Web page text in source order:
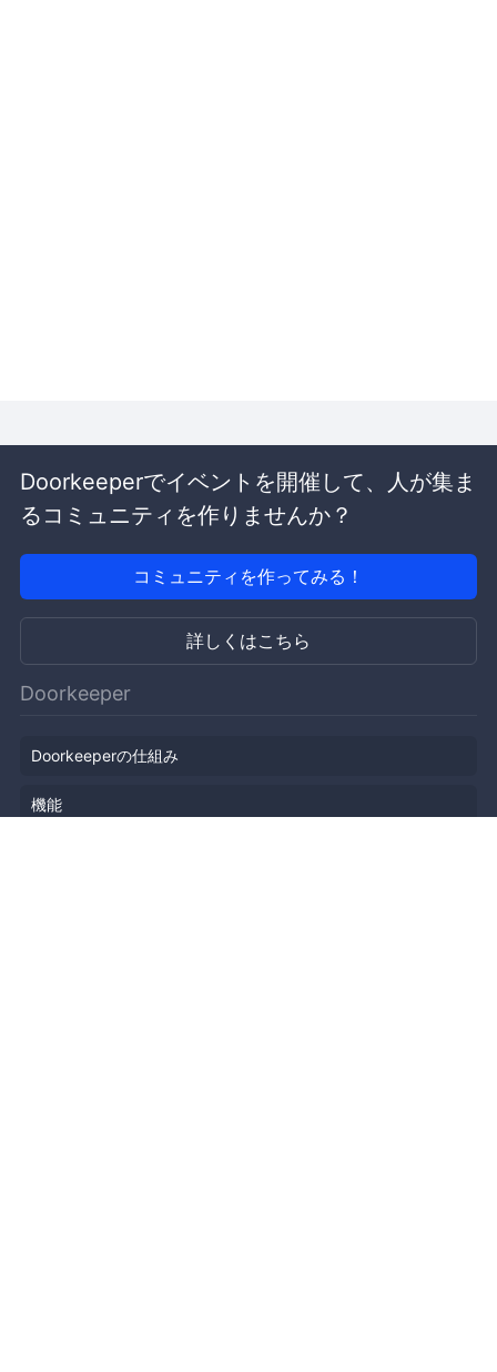
Doorkeeperでイベントを開催して、人が集ま
るコミュニティを作りませんか？
コミュニティを作ってみる！
詳しくはこちら
Doorkeeper
Doorkeeperの仕組み
機能